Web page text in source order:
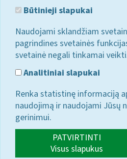
Būtinieji slapukai
Naudojami sklandžiam
pagrindines svetainės
svetainė negali tinkamai
Analitiniai slapukai
Renka statistinę informaciją
naudojimą ir naudojami Jūsų
gerinimui.
PATVIRTINTI
Visus slapukus